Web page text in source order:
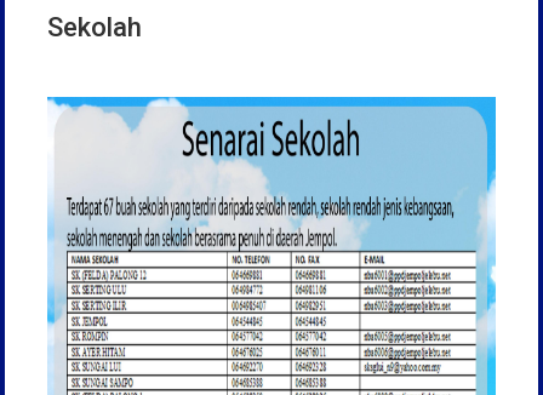
Sekolah